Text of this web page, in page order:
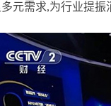
元需求,为行业提